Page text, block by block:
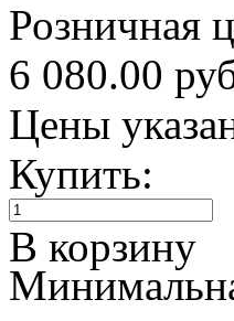
Розничная
6 080.00
Цены
Купить:
В корзину